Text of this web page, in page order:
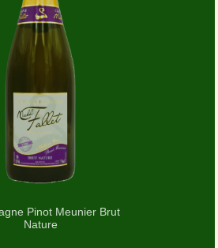
Pinot Meunier Brut
Nature